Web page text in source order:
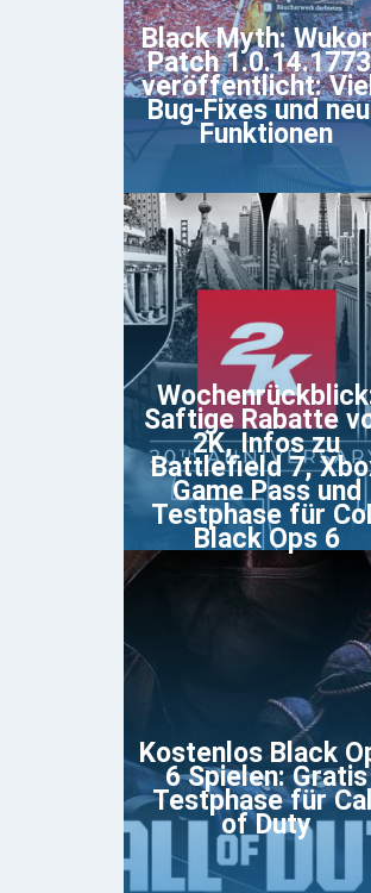
Black Myth:
Patch
veröffentlicht:
Bug-Fixes und
Funktionen
Saftige Rabatte
2K, Infos zu
Battlefield 7,
Game Pass und
Testphase für
Black Ops 6
Kostenlos Black
6 Spielen: Gratis
Testphase für
of Duty